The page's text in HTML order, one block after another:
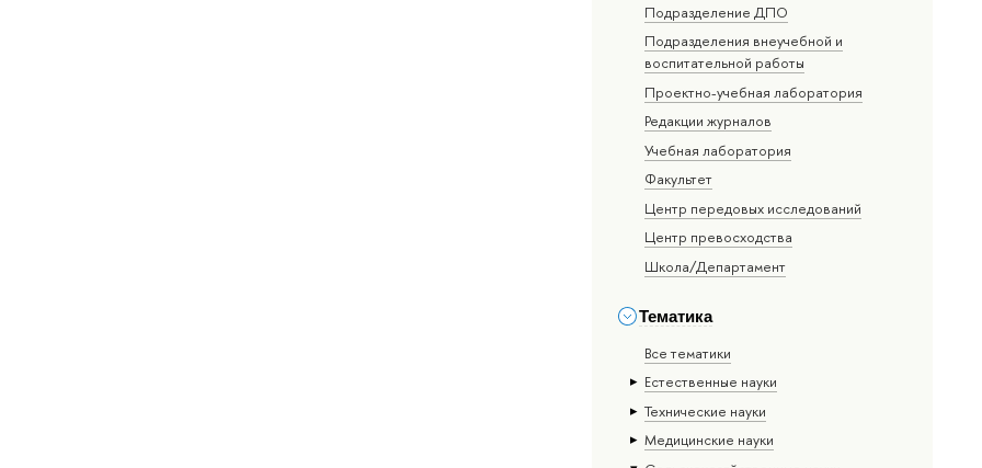
Подразделение ДПО
Подразделения внеучебной и
воспитательной работы
Проектно-учебная лаборатория
Редакции журналов
Учебная лаборатория
Факультет
Центр передовых исследований
Центр превосходства
Школа/Департамент
Тематика
Все тематики
Естественные науки
Тех­ничес­кие науки
Медицинские науки